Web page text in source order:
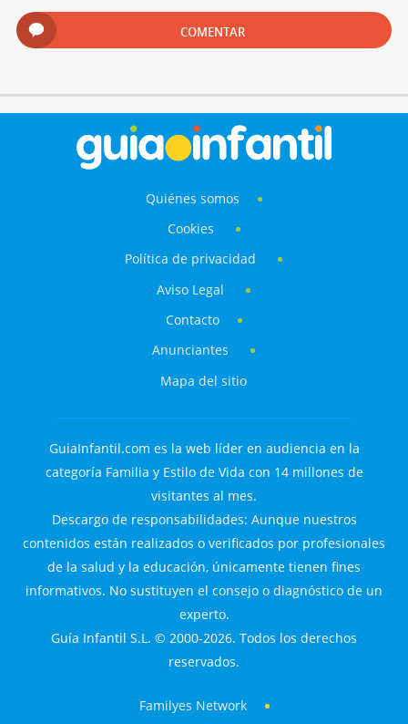
COMENTAR
Quiénes somos
Cookies
Política de privacidad
Aviso Legal
Contacto
Anunciantes
Mapa del sitio
GuiaInfantil.com es la web líder en audiencia en la
categoría Familia y Estilo de Vida con 14 millones de
visitantes al mes.
Descargo de responsabilidades: Aunque nuestros
contenidos están realizados o verificados por profesionales
de la salud y la educación, únicamente tienen fines
informativos. No sustituyen el consejo o diagnóstico de un
experto.
Guía Infantil S.L. © 2000-2026. Todos los derechos
reservados.
Familyes Network